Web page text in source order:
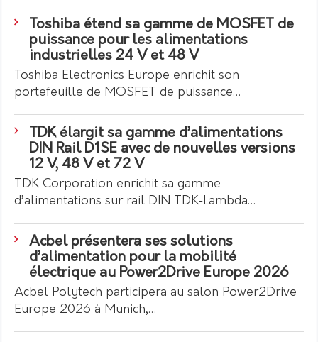
Toshiba étend sa gamme de MOSFET de
puissance pour les alimentations
industrielles 24 V et 48 V
Toshiba Electronics Europe enrichit son
portefeuille de MOSFET de puissance…
TDK élargit sa gamme d’alimentations
DIN Rail D1SE avec de nouvelles versions
12 V, 48 V et 72 V
TDK Corporation enrichit sa gamme
d’alimentations sur rail DIN TDK‑Lambda…
Acbel présentera ses solutions
d’alimentation pour la mobilité
électrique au Power2Drive Europe 2026
Acbel Polytech participera au salon Power2Drive
Europe 2026 à Munich,…